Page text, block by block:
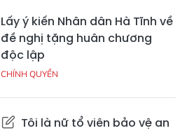
Lấy ý kiến Nhân dân Hà Tĩnh về
đề nghị tặng huân chương
độc lập
CHÍNH QUYỀN
Tôi là nữ tổ viên bảo vệ an